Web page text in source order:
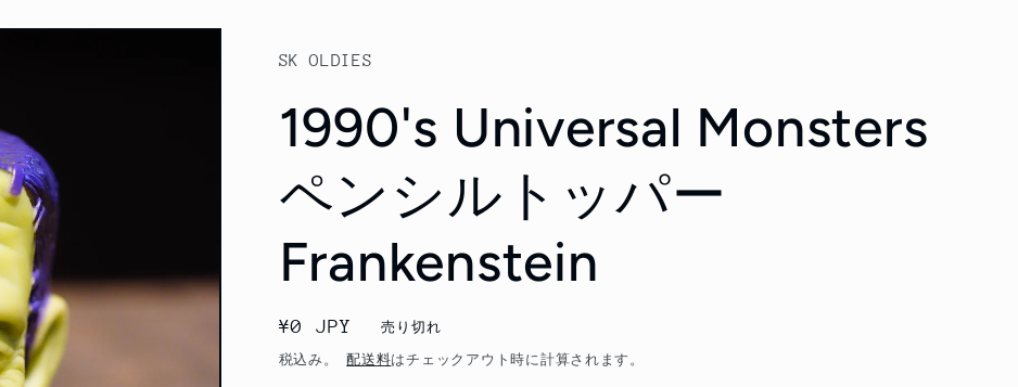
SK OLDIES
1990's Universal Monsters
ペンシルトッパー
Frankenstein
通
常
¥0 JPY 売り切れ
税込み。配送料はチェックアウト時に計算されます。